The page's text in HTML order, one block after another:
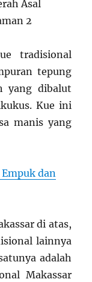
tradisional
tepung
yang dibalut
Kue ini
manis yang
Empuk dan
di atas,
lainnya
adalah
Makassar